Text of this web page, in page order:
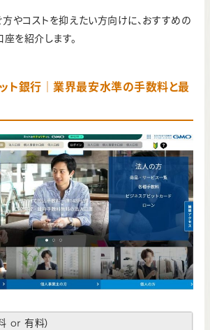
やコストを抑えたい方向けに、おすすめの
座を紹介します。
ト銀行｜業界最安水準の手数料と最
or 有料）